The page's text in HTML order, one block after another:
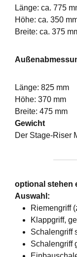
Länge: ca. 775
Höhe: ca. 350
Breite: ca. 375
Länge: 825 mm
Höhe: 370 mm
Breite: 475 mm
Gewicht
Der Stage-Riser
optional stehen
Auswahl:
Riemengriff
Klappgriff,
Schalengriff
Schalengriff